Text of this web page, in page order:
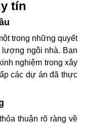
tín
trong những quyết
ngôi nhà. Bạn
nghiệm trong xây
các dự án đã thực
thuận rõ ràng về